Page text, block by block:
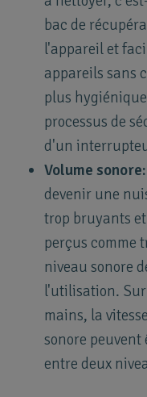
bac de
l'appareil et
appareils sans
plus
processus de
d'un
Volume sonore:
devenir une
trop bruyants
perçus comme
niveau sonore
l'utilisation. Sur
mains, la
sonore
entre deux